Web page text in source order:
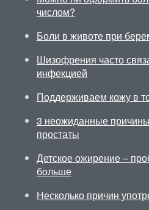
числом?
Боли в животе при
Шизофрения часто
инфекцией
Поддерживаем кожу в
3 неожиданные
простаты
Детское ожирение –
больше
Несколько причин